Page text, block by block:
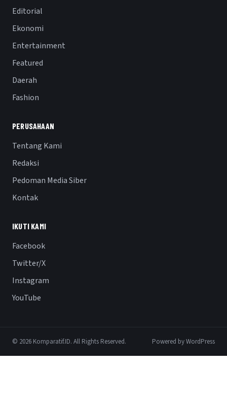
Editorial
Ekonomi
Entertainment
Featured
Daerah
Fashion
PERUSAHAAN
Tentang Kami
Redaksi
Pedoman Media Siber
Kontak
IKUTI KAMI
Facebook
Twitter/X
Instagram
YouTube
© 2026 Komparatif.ID. All Rights Reserved. Powered by WordPress